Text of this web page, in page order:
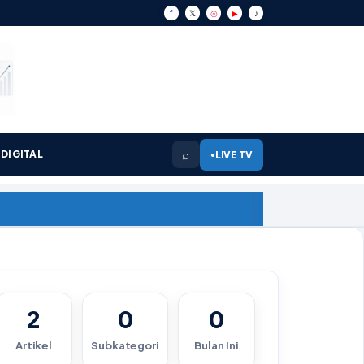
f 𝕏 ◎ ▶ ♪
⌕ ●LIVE TV
2
Artikel
0
Subkategori
0
Bulan Ini